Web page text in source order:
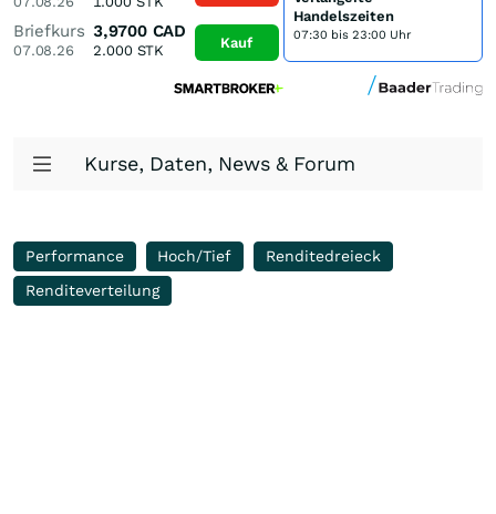
Briefkurs
07.08.26
3,9700 CAD
2.000STK Kauf
Handelszeiten
07:30 bis 23:00 Uhr
Kurse, Daten, News & Forum
Performance Hoch/Tief
Renditedreieck
Renditeverteilung